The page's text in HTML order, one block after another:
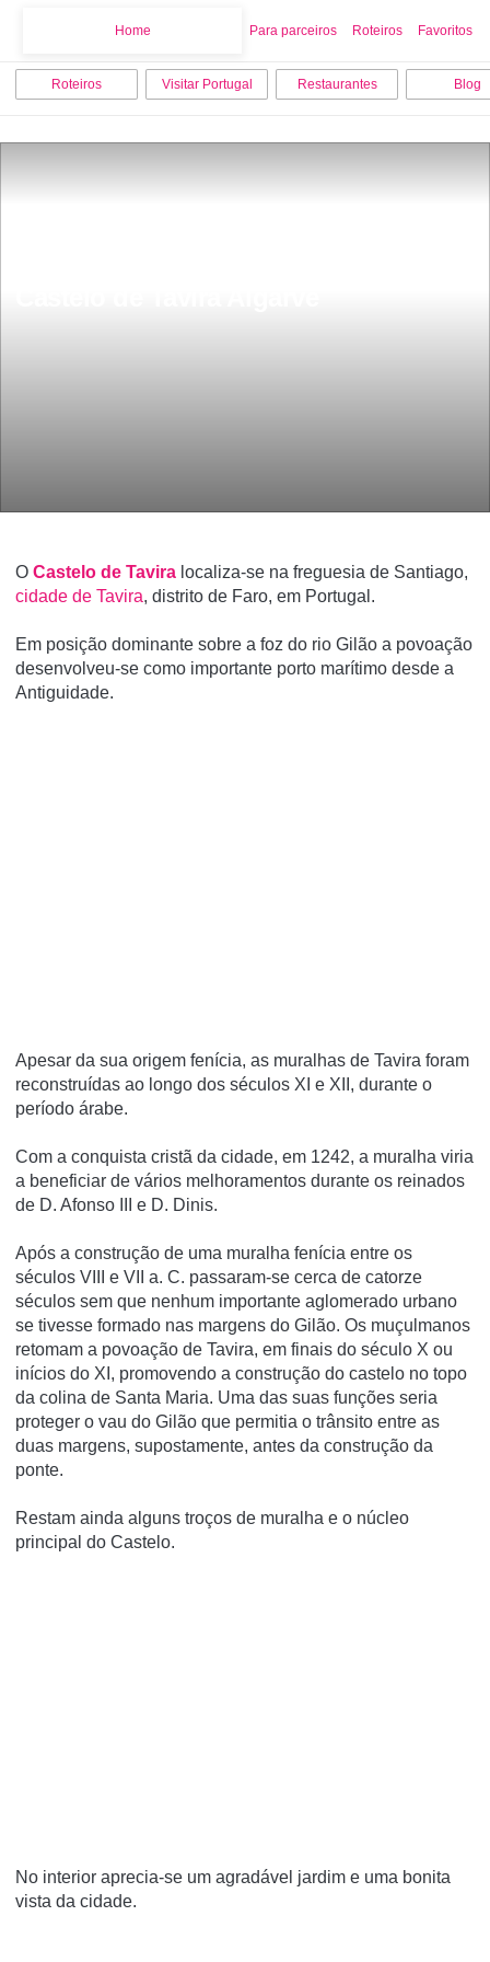
Home Para parceiros Roteiros Favoritos
Roteiros Visitar Portugal Restaurantes Blog
O Castelo de Tavira localiza-se na freguesia de Santiago,
cidade de Tavira, distrito de Faro, em Portugal.
Em posição dominante sobre a foz do rio Gilão a povoação
desenvolveu-se como importante porto marí­timo desde a
Antiguidade.
Apesar da sua origem fenícia, as muralhas de Tavira foram
reconstruídas ao longo dos séculos XI e XII, durante o
período árabe.
Com a conquista cristã da cidade, em 1242, a muralha viria
a beneficiar de vários melhoramentos durante os reinados
de D. Afonso III e D. Dinis.
Após a construção de uma muralha fenícia entre os
séculos VIII e VII a. C. passaram-se cerca de catorze
séculos sem que nenhum importante aglomerado urbano
se tivesse formado nas margens do Gilão. Os muçulmanos
retomam a povoação de Tavira, em finais do século X ou
inícios do XI, promovendo a construção do castelo no topo
da colina de Santa Maria. Uma das suas funções seria
proteger o vau do Gilão que permitia o trânsito entre as
duas margens, supostamente, antes da construção da
ponte.
Restam ainda alguns troços de muralha e o núcleo
principal do Castelo.
No interior aprecia-se um agradável jardim e uma bonita
vista da cidade.